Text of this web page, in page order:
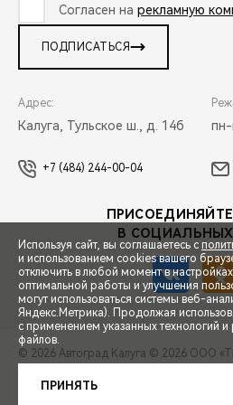
СПЕЦПРЕДЛОЖЕНИЯ
ЗАПИСЬ НА ТЕСТ-ДРАЙВ
Согласен на рекламную
ПОДПИСАТЬСЯ
Адрес:
Калуга, Тульское ш., д. 14б пн-
+7 (484) 244-00-04
В СОЦИАЛЬНЫХ
© 2026 Автоград Калуга © 2026 ООО
Сделано в ПЕРКС
Используя сайт, вы соглашаетесь с
и использованием cookies вашего
отключить в любой момент в
оптимальной работы и улучшения
могут использоваться системы веб-
Яндекс.Метрика). Продолжая
с применением указанных технологий
файлов.
ПРИНЯТЬ